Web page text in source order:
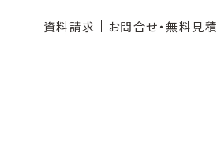
資料請求 お問合せ・無料見積